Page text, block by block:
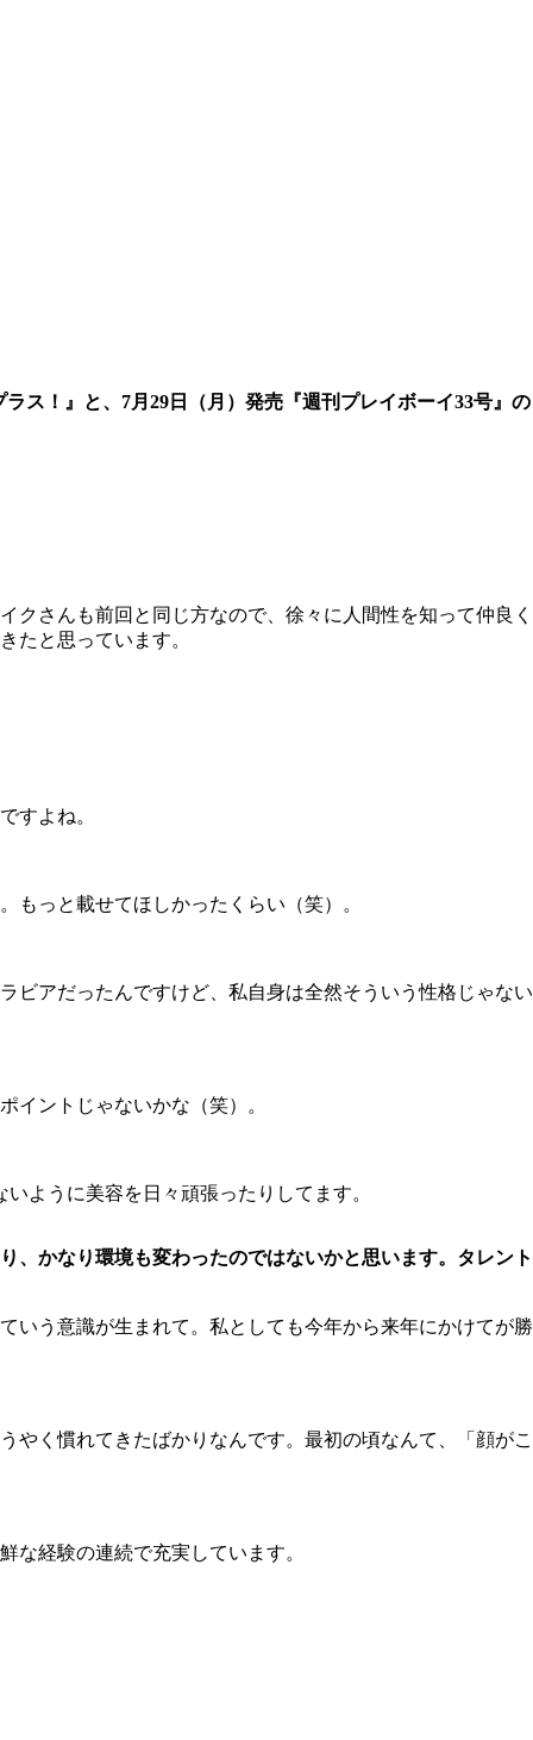
ス！』と、7月29日（月）発売『週刊プレイボーイ33号』の
さんも前回と同じ方なので、徐々に人間性を知って仲良く
たと思っています。
すよね。
っと載せてほしかったくらい（笑）。
アだったんですけど、私自身は全然そういう性格じゃない
ントじゃないかな（笑）。
ように美容を日々頑張ったりしてます。
かなり環境も変わったのではないかと思います。タレント
う意識が生まれて。私としても今年から来年にかけてが勝
く慣れてきたばかりなんです。最初の頃なんて、「顔がこ
経験の連続で充実しています。